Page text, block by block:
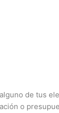
de tus
o